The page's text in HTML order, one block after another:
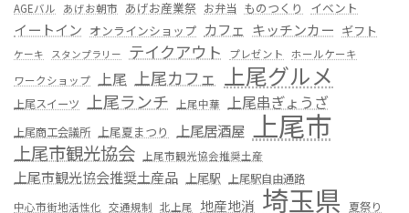
AGEバル あげお朝市 あげお産業祭 お弁当 ものつくり イベント
イートイン オンラインショップ カフェ キッチンカー ギフト
ケーキ スタンプラリー テイクアウト プレゼント
ホールケーキ
ワークショップ 上尾 上尾カフェ 上尾グルメ
上尾スイーツ 上尾ランチ 上尾中華 上尾串ぎょうざ
上尾商工会議所 上尾夏まつり 上尾居酒屋 上尾市
上尾市観光協会 上尾市観光協会推奨土産
上尾市観光協会推奨土産品 上尾駅 上尾駅自由通路
中心市街地活性化 交通規制 北上尾 地産地消 埼玉県 夏祭り